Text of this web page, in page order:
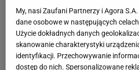
My, nasi Zaufani Partnerzy i Agora
dane osobowe w następujących
Użycie dokładnych danych
skanowanie charakterystyki
identyfikacji. Przechowywanie
dostęp do nich. Spersonalizowane